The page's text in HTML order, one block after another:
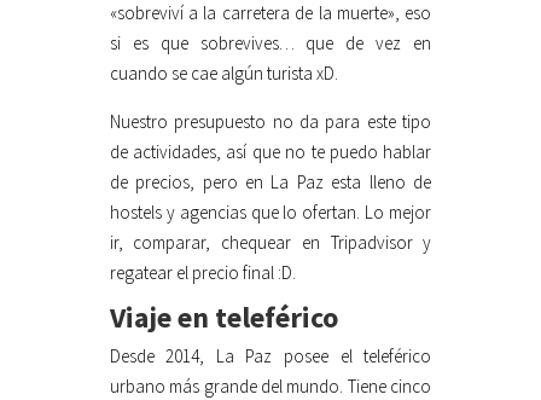
«sobreviví a la carretera de la muerte», eso
si es que sobrevives… que de vez en
cuando se cae algún turista xD.
Nuestro presupuesto no da para este tipo
de actividades, así que no te puedo hablar
de precios, pero en La Paz esta lleno de
hostels y agencias que lo ofertan. Lo mejor
ir, comparar, chequear en Tripadvisor y
regatear el precio final :D.
Viaje en teleférico
Desde 2014, La Paz posee el teleférico
urbano más grande del mundo. Tiene cinco